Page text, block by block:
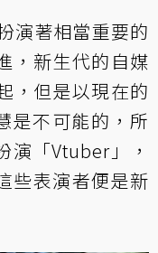
演著相當重要的
，新生代的自媒
，但是以現在的
是不可能的，所
演「Vtuber」，
些表演者便是新